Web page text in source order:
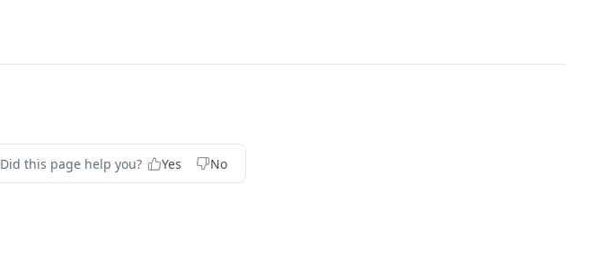
Did this page help you? Yes No